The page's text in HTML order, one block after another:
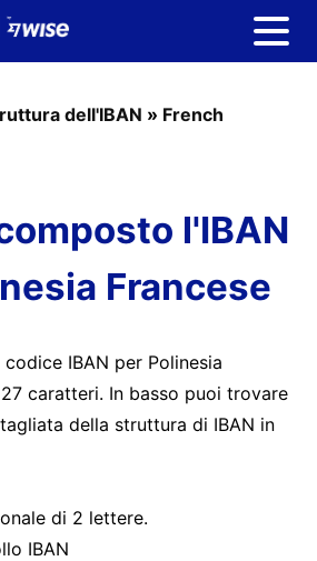
dell'IBAN » French
l'IBAN
Francese
IBAN per Polinesia
caratteri. In basso puoi trovare
della struttura di IBAN in
di 2 lettere.
IBAN